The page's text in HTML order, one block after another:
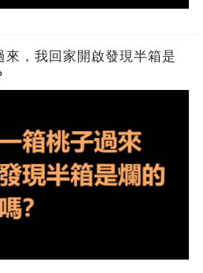
來，我回家開啟發現半箱是